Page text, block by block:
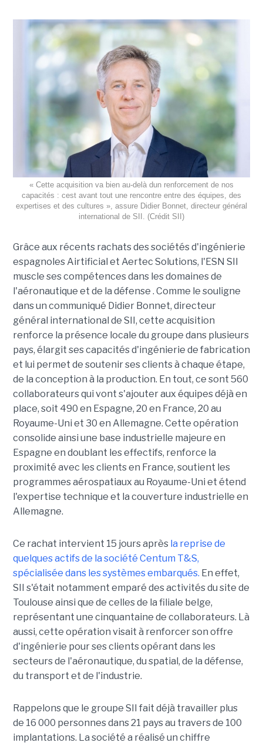
« Cette acquisition va bien au-delà dun renforcement de nos
capacités : cest avant tout une rencontre entre des équipes, des
expertises et des cultures », assure Didier Bonnet, directeur général
international de SII. (Crédit SII)
Grâce aux récents rachats des sociétés d'ingénierie
espagnoles Airtificial et Aertec Solutions, l'ESN SII
muscle ses compétences dans les domaines de
l'aéronautique et de la défense . Comme le souligne
dans un communiqué Didier Bonnet, directeur
général international de SII, cette acquisition
renforce la présence locale du groupe dans plusieurs
pays, élargit ses capacités d'ingénierie de fabrication
et lui permet de soutenir ses clients à chaque étape,
de la conception à la production. En tout, ce sont 560
collaborateurs qui vont s'ajouter aux équipes déjà en
place, soit 490 en Espagne, 20 en France, 20 au
Royaume-Uni et 30 en Allemagne. Cette opération
consolide ainsi une base industrielle majeure en
Espagne en doublant les effectifs, renforce la
proximité avec les clients en France, soutient les
programmes aérospatiaux au Royaume-Uni et étend
l'expertise technique et la couverture industrielle en
Allemagne.
Ce rachat intervient 15 jours après la reprise de
quelques actifs de la société Centum T&S,
spécialisée dans les systèmes embarqués. En effet,
SII s'était notamment emparé des activités du site de
Toulouse ainsi que de celles de la filiale belge,
représentant une cinquantaine de collaborateurs. Là
aussi, cette opération visait à renforcer son offre
d'ingénierie pour ses clients opérant dans les
secteurs de l'aéronautique, du spatial, de la défense,
du transport et de l'industrie.
Rappelons que le groupe SII fait déjà travailler plus
de 16 000 personnes dans 21 pays au travers de 100
implantations. La société a réalisé un chiffre